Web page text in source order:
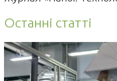
Останні статті